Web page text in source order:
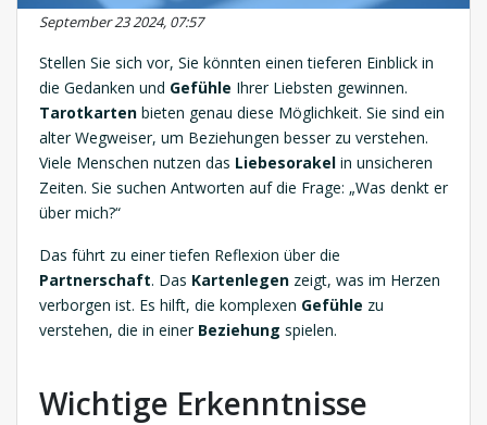
September 23 2024, 07:57
Stellen Sie sich vor, Sie könnten einen tieferen Einblick in
die Gedanken und Gefühle Ihrer Liebsten gewinnen.
Tarotkarten bieten genau diese Möglichkeit. Sie sind ein
alter Wegweiser, um Beziehungen besser zu verstehen.
Viele Menschen nutzen das Liebesorakel in unsicheren
Zeiten. Sie suchen Antworten auf die Frage: „Was denkt er
über mich?“
Das führt zu einer tiefen Reflexion über die
Partnerschaft. Das Kartenlegen zeigt, was im Herzen
verborgen ist. Es hilft, die komplexen Gefühle zu
verstehen, die in einer Beziehung spielen.
Wichtige Erkenntnisse